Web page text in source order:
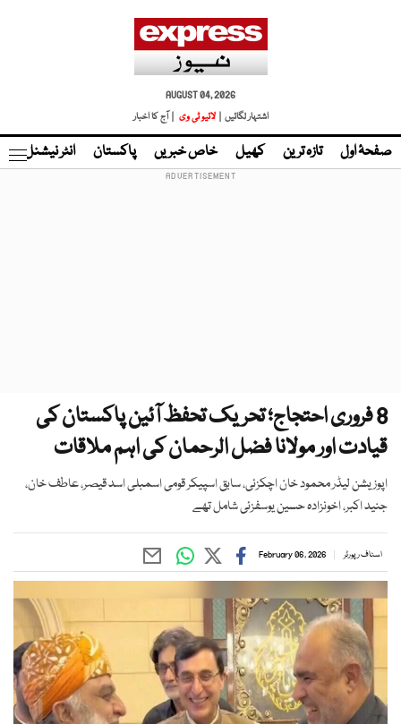
AUGUST 04, 2026
اشتہار لگائیں |
لائیو ٹی وی | آج کا اخبار
صفحۂ اول تازہ ترین کھیل خاص خبریں پاکستان انٹر نیشنل
8 فروری احتجاج؛ تحریک تحفظ آئین پاکستان کی
قیادت اور مولانا فضل الرحمان کی اہم ملاقات
اپوزیشن لیڈر محمود خان اچکزئی، سابق اسپیکر قومی اسمبلی اسد قیصر، عاطف خان،
جنید اکبر، اخونزادہ حسین یوسفزئی شامل تھے
اسٹاف رپورٹر February 06, 2026